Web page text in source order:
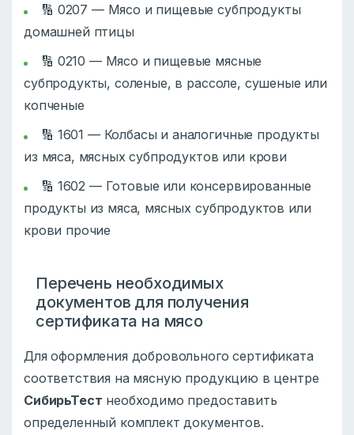
🔢 0207 — Мясо и пищевые субпродукты
домашней птицы
🔢 0210 — Мясо и пищевые мясные
субпродукты, соленые, в рассоле, сушеные или
копченые
🔢 1601 — Колбасы и аналогичные продукты
из мяса, мясных субпродуктов или крови
🔢 1602 — Готовые или консервированные
продукты из мяса, мясных субпродуктов или
крови прочие
Перечень необходимых
документов для получения
сертификата на мясо
Для оформления добровольного сертификата
соответствия на мясную продукцию в центре
СибирьТест необходимо предоставить
определенный комплект документов.